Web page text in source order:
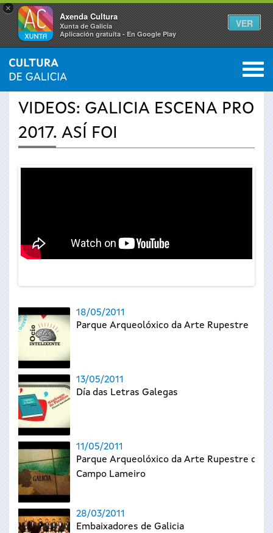
×
Axenda Cultura
Xunta de Galicia
Aplicación gratuíta - En Google Play
VER
Vostede
aquí
INICIO › ACTUALIDADE 0
VIDEOS: GALICIA ESCENA PRO
2017. ASÍ FOI
18/05/2011
Parque Arqueolóxico da Arte Rupestre
13/05/2011
Día das Letras Galegas
11/05/2011
Parque Arqueolóxico da Arte Rupestre de
Campo Lameiro
28/03/2011
Embaixadores de Galicia